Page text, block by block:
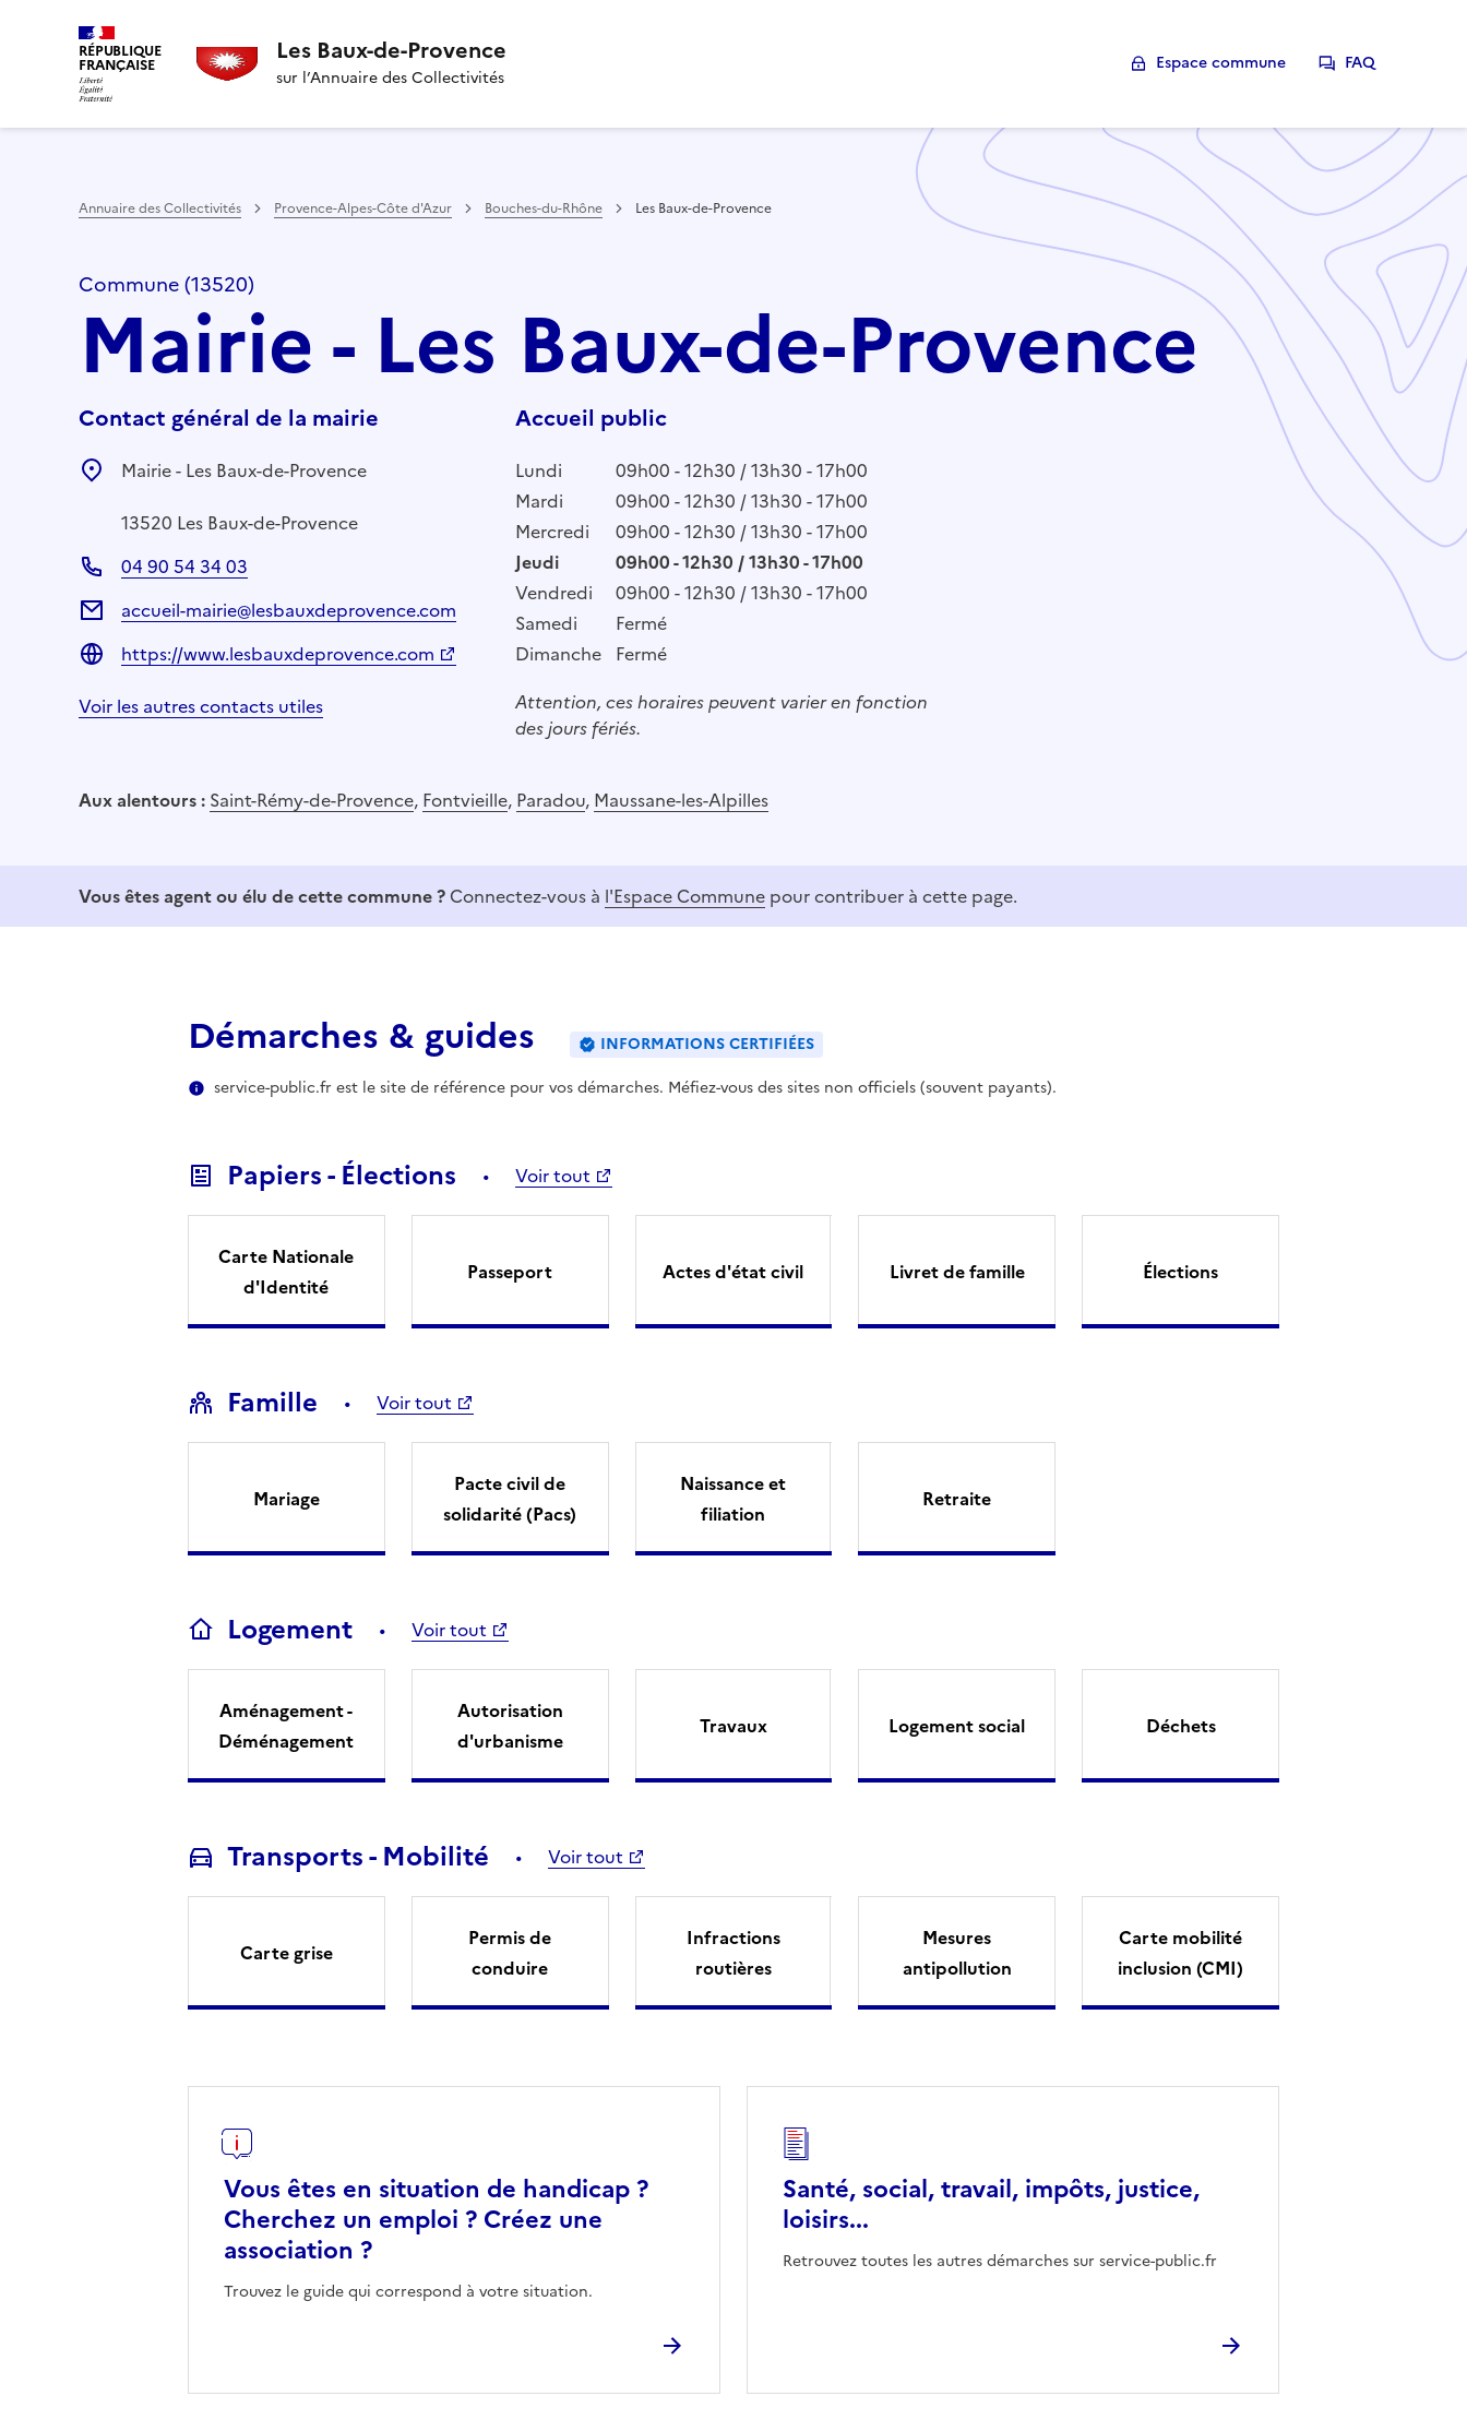
RÉPUBLIQUE
FRANÇAISE Les Baux-de-Provence
sur l’Annuaire des Collectivités
Espace commune FAQ
Annuaire des Collectivités Provence-Alpes-Côte d'Azur Bouches-du-Rhône Les Baux-de-Provence
Commune (13520)
Mairie - Les Baux-de-Provence
Contact général de la mairie
Mairie - Les Baux-de-Provence
13520 Les Baux-de-Provence
04 90 54 34 03
accueil-mairie@lesbauxdeprovence.com
https://www.lesbauxdeprovence.com
Voir les autres contacts utiles
Accueil public
Lundi
09h00 - 12h30 / 13h30 - 17h00
Mardi
09h00 - 12h30 / 13h30 - 17h00
Mercredi
09h00 - 12h30 / 13h30 - 17h00
Jeudi
09h00 - 12h30 / 13h30 - 17h00
Vendredi
09h00 - 12h30 / 13h30 - 17h00
Samedi
Fermé
Dimanche Fermé
Attention, ces horaires peuvent varier en fonction
des jours fériés.
Aux alentours : Saint-Rémy-de-Provence, Fontvieille, Paradou, Maussane-les-Alpilles
Vous êtes agent ou élu de cette commune ? Connectez-vous à l'Espace Commune pour contribuer à cette page.
Démarches & guides
INFORMATIONS CERTIFIÉES
service-public.fr est le site de référence pour vos démarches. Méfiez-vous des sites non officiels (souvent payants).
Papiers - Élections Voir tout
Carte Nationale
d'Identité
Passeport Actes d'état civil Livret de famille Élections
Famille Voir tout
Mariage
Pacte civil de
solidarité (Pacs)
Naissance et
filiation
Retraite
Logement Voir tout
Aménagement -
Déménagement
Autorisation
d'urbanisme
Travaux Logement social Déchets
Transports - Mobilité Voir tout
Carte grise
Permis de
conduire
Infractions
routières
Mesures
antipollution
Carte mobilité
inclusion (CMI)
Vous êtes en situation de handicap ?
Cherchez un emploi ? Créez une
association ?
Trouvez le guide qui correspond à votre situation.
Santé, social, travail, impôts, justice,
loisirs...
Retrouvez toutes les autres démarches sur service-public.fr